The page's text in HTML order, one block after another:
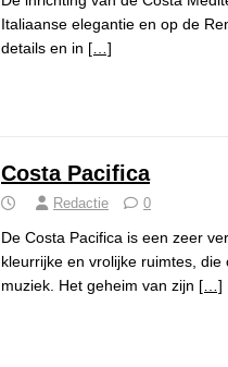
Italiaanse elegantie en op de
details en in […]
Costa Pacifica
Redactie 0
De Costa Pacifica is een zeer
kleurrijke en vrolijke ruimtes,
muziek. Het geheim van zijn […]